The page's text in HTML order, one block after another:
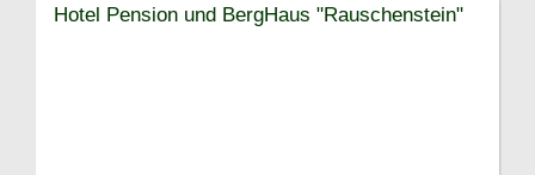
Hotel Pension und BergHaus "Rauschenstein"